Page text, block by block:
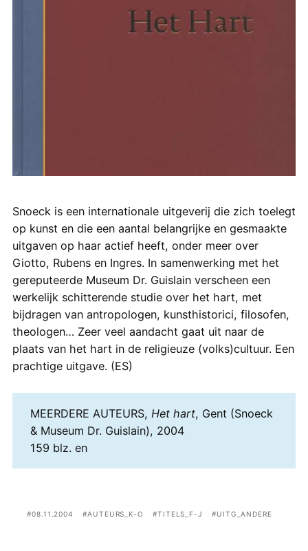
Snoeck is een internationale uitgeverij die zich toelegt
op kunst en die een aantal belangrijke en gesmaakte
uitgaven op haar actief heeft, onder meer over
Giotto, Rubens en Ingres. In samenwerking met het
gereputeerde Museum Dr. Guislain verscheen een
werkelijk schitterende studie over het hart, met
bijdragen van antropologen, kunsthistorici, filosofen,
theologen… Zeer veel aandacht gaat uit naar de
plaats van het hart in de religieuze (volks)cultuur. Een
prachtige uitgave. (ES)
MEERDERE AUTEURS, Het hart, Gent (Snoeck
& Museum Dr. Guislain), 2004
159 blz. en
08.11.2004 AUTEURS_K-O TITELS_F-J UITG_ANDERE